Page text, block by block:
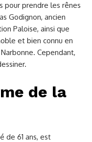
pour prendre les rênes
Godignon, ancien
Paloise, ainsi que
et bien connu en
Cependant,
de la
de 61 ans, est